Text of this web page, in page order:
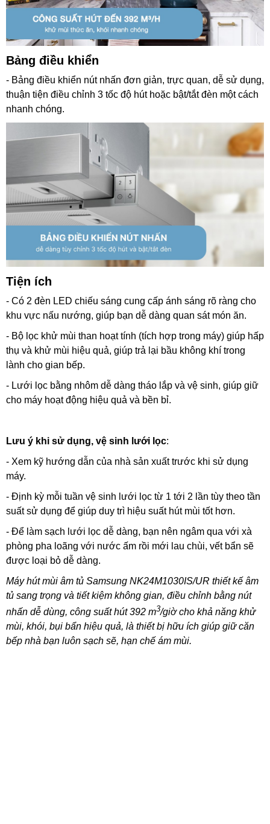
Bảng điều khiển
- Bảng điều khiển nút nhấn đơn giản, trực quan, dễ sử dụng,
thuận tiện điều chỉnh 3 tốc độ hút hoặc bật/tắt đèn một cách
nhanh chóng.
Tiện ích
- Có 2 đèn LED chiếu sáng cung cấp ánh sáng rõ ràng cho
khu vực nấu nướng, giúp bạn dễ dàng quan sát món ăn.
- Bộ lọc khử mùi than hoạt tính (tích hợp trong máy) giúp hấp
thụ và khử mùi hiệu quả, giúp trả lại bầu không khí trong
lành cho gian bếp.
- Lưới lọc bằng nhôm dễ dàng tháo lắp và vệ sinh, giúp giữ
cho máy hoạt động hiệu quả và bền bỉ.
Lưu ý khi sử dụng, vệ sinh lưới lọc:
- Xem kỹ hướng dẫn của nhà sản xuất trước khi sử dụng
máy.
- Định kỳ mỗi tuần vệ sinh lưới lọc từ 1 tới 2 lần tùy theo tần
suất sử dụng để giúp duy trì hiệu suất hút mùi tốt hơn.
- Để làm sạch lưới lọc dễ dàng, bạn nên ngâm qua với xà
phòng pha loãng với nước ấm rồi mới lau chùi, vết bẩn sẽ
được loại bỏ dễ dàng.
Máy hút mùi âm tủ Samsung NK24M1030IS/UR thiết kế âm
tủ sang trọng và tiết kiệm không gian, điều chỉnh bằng nút
nhấn dễ dùng, công suất hút 392 m3/giờ cho khả năng khử
mùi, khói, bụi bẩn hiệu quả, là thiết bị hữu ích giúp giữ căn
bếp nhà bạn luôn sạch sẽ, hạn chế ám mùi.